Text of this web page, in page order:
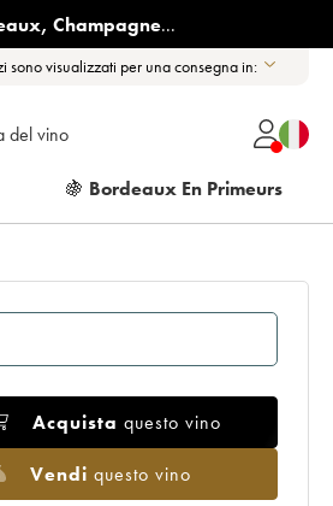
, Champagne...
sono visualizzati per una consegna in:
del vino
🍇 Bordeaux En Primeurs
Acquista questo vino
Vendi questo vino